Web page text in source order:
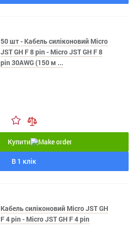
50 шт - Кабель силіконовий Micro
JST GH F 8 pin - Micro JST GH F 8
pin 30AWG (150 м ...
Купити
В 1 клік
Кабель силіконовий Micro JST GH
F 4 pin - Micro JST GH F 4 pin